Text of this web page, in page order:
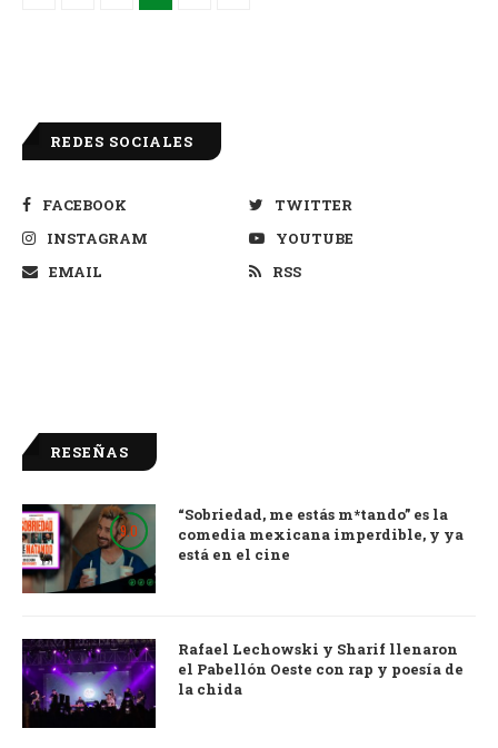
REDES SOCIALES
FACEBOOK
TWITTER
INSTAGRAM
YOUTUBE
EMAIL
RSS
RESEÑAS
9.0
“Sobriedad, me estás m*tando” es la
comedia mexicana imperdible, y ya
está en el cine
Rafael Lechowski y Sharif llenaron
el Pabellón Oeste con rap y poesía de
la chida